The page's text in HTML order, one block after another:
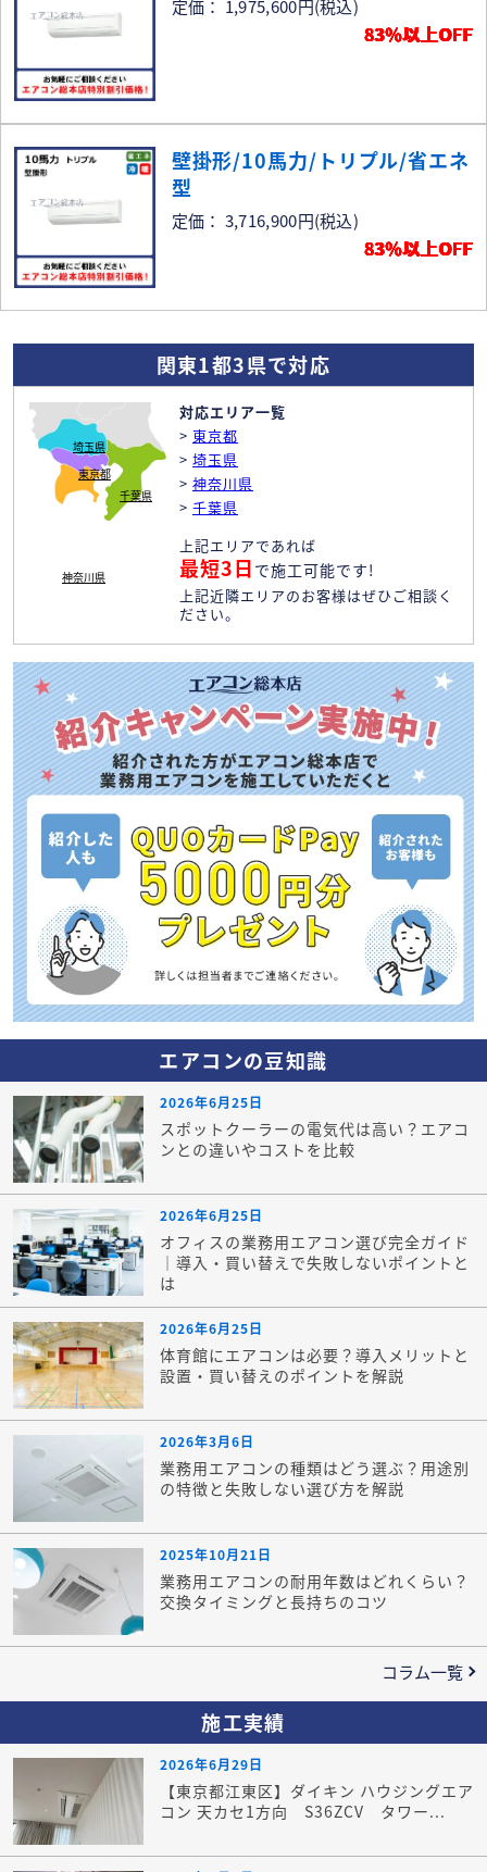
定価： 1,975,600円(税込)
83％以上OFF
壁掛形/10馬力/トリプル/省エネ
型
定価： 3,716,900円(税込)
83％以上OFF
関東1都3県で対応
東京都
埼玉県
神奈川県
千葉県
対応エリア一覧
> 東京都
> 埼玉県
> 神奈川県
> 千葉県
上記エリアであれば
最短3日 で施工可能です!
上記近隣エリアのお客様はぜひご相談く
ださい。
エアコンの豆知識
2026年6月25日
スポットクーラーの電気代は高い？エアコ
ンとの違いやコストを比較
2026年6月25日
オフィスの業務用エアコン選び完全ガイド
｜導入・買い替えで失敗しないポイントと
は
2026年6月25日
体育館にエアコンは必要？導入メリットと
設置・買い替えのポイントを解説
2026年3月6日
業務用エアコンの種類はどう選ぶ？用途別
の特徴と失敗しない選び方を解説
2025年10月21日
業務用エアコンの耐用年数はどれくらい？
交換タイミングと長持ちのコツ
コラム一覧
施工実績
2026年6月29日
【東京都江東区】ダイキン ハウジングエア
コン 天カセ1方向 S36ZCV タワー...